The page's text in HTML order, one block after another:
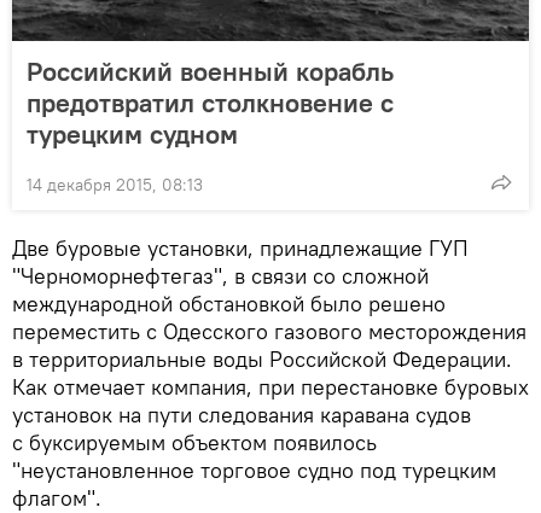
Российский военный корабль
предотвратил столкновение с
турецким судном
14 декабря 2015, 08:13
Две буровые установки, принадлежащие ГУП
"Черноморнефтегаз", в связи со сложной
международной обстановкой было решено
переместить с Одесского газового месторождения
в территориальные воды Российской Федерации.
Как отмечает компания, при перестановке буровых
установок на пути следования каравана судов
с буксируемым объектом появилось
"неустановленное торговое судно под турецким
флагом".